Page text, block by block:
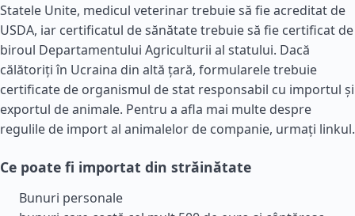
Statele Unite, medicul veterinar trebuie să fie acreditat de
USDA, iar certificatul de sănătate trebuie să fie certificat de
biroul Departamentului Agriculturii al statului. Dacă
călătoriți în Ucraina din altă țară, formularele trebuie
certificate de organismul de stat responsabil cu importul și
exportul de animale. Pentru a afla mai multe despre
regulile de import al animalelor de companie, urmați linkul.
Ce poate fi importat din străinătate
Bunuri personale